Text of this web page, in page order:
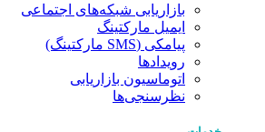
بازاریابی شبکه‌های اجتماعی
ایمیل مارکتینگ
پیامکی (SMS مارکتینگ)
رویدادها
اتوماسیون بازاریابی
نظرسنجی‌ها